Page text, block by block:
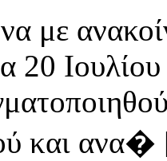
με
20
και